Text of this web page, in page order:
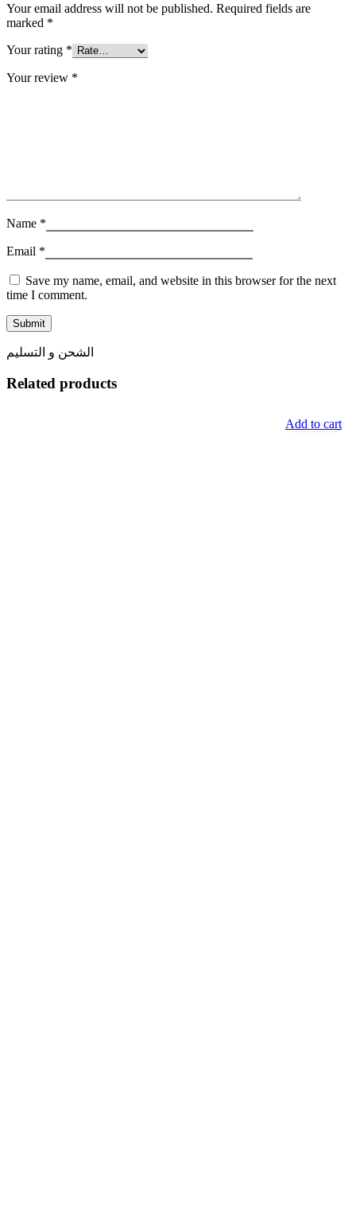
Your email address will not be published. Required fields are
marked *
Your rating *
Your review *
Name *
Email *
Save my name, email, and website in this browser for the next
time I comment.
الشحن و التسليم
Related products
Add to cart